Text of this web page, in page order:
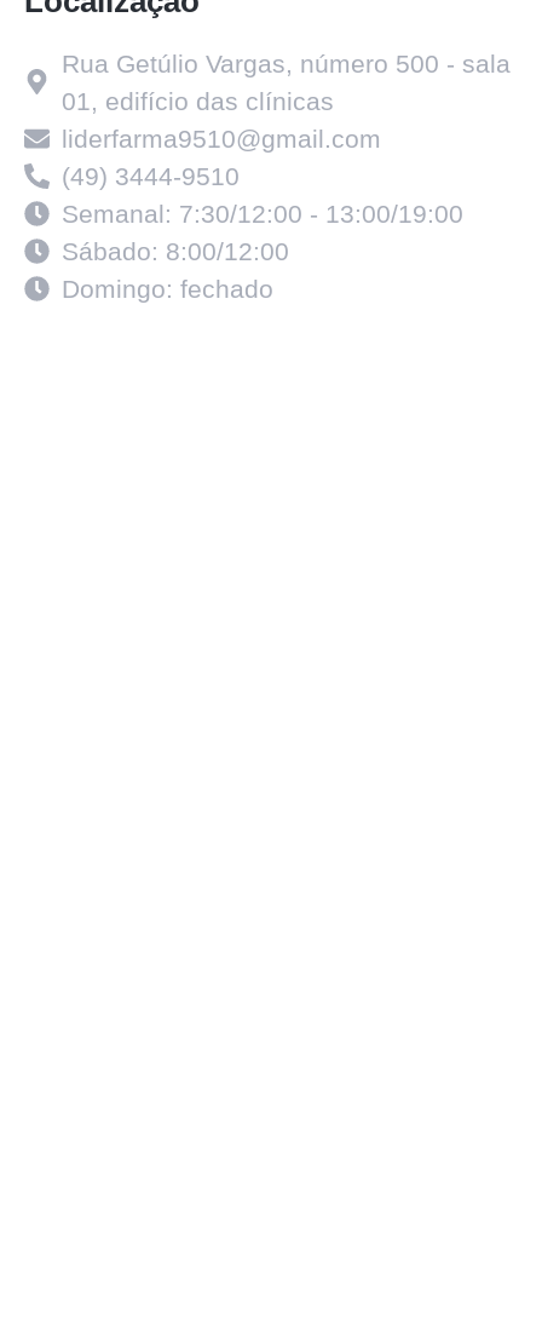
Rua Getúlio Vargas, número 500 - sala
01, edifício das clínicas
liderfarma9510@gmail.com
(49) 3444-9510
Semanal: 7:30/12:00 - 13:00/19:00
Sábado: 8:00/12:00
Domingo: fechado